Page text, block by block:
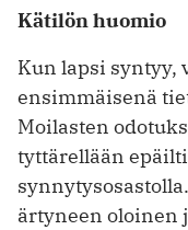
Kätilön huomio
Kun lapsi syntyy,
ensimmäisenä
Moilasten
tyttärellään
ärtyneen oloinen